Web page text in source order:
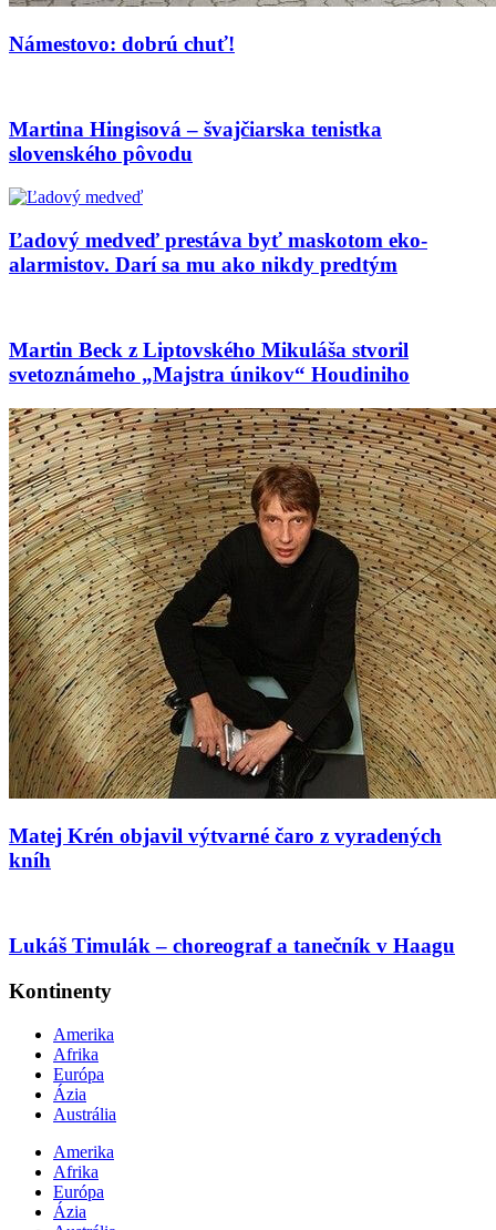
Námestovo: dobrú chuť!
Martina Hingisová – švajčiarska tenistka
slovenského pôvodu
Ľadový medveď prestáva byť maskotom eko-
alarmistov. Darí sa mu ako nikdy predtým
Martin Beck z Liptovského Mikuláša stvoril
svetoznámeho „Majstra únikov“ Houdiniho
Matej Krén objavil výtvarné čaro z vyradených
kníh
Lukáš Timulák – choreograf a tanečník v Haagu
Kontinenty
Amerika
Afrika
Európa
Ázia
Austrália
Amerika
Afrika
Európa
Ázia